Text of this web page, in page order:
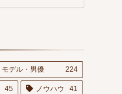
モデル・男優 224
45 ノウハウ 41